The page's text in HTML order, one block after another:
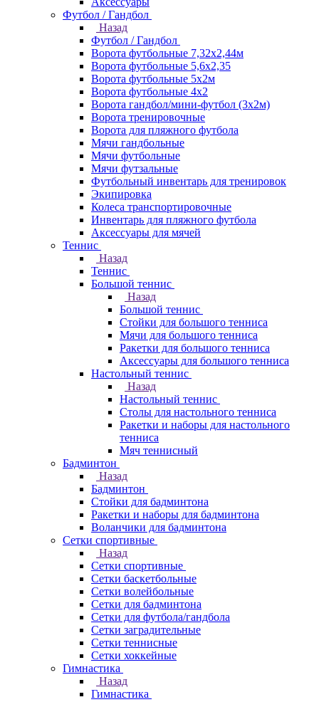
Футбол / Гандбол
Назад
Футбол / Гандбол
Ворота футбольные 7,32х2,44м
Ворота футбольные 5,6х2,35
Ворота футбольные 5х2м
Ворота футбольные 4х2
Ворота гандбол/мини-футбол (3х2м)
Ворота тренировочные
Ворота для пляжного футбола
Мячи гандбольные
Мячи футбольные
Мячи футзальные
Футбольный инвентарь для тренировок
Экипировка
Колеса транспортировочные
Инвентарь для пляжного футбола
Аксессуары для мячей
Теннис
Назад
Теннис
Большой теннис
Назад
Большой теннис
Стойки для большого тенниса
Мячи для большого тенниса
Ракетки для большого тенниса
Аксессуары для большого тенниса
Настольный теннис
Назад
Настольный теннис
Столы для настольного тенниса
Ракетки и наборы для настольного
тенниса
Мяч теннисный
Бадминтон
Назад
Бадминтон
Стойки для бадминтона
Ракетки и наборы для бадминтона
Воланчики для бадминтона
Сетки спортивные
Назад
Сетки спортивные
Сетки баскетбольные
Сетки волейбольные
Сетки для бадминтона
Сетки для футбола/гандбола
Сетки заградительные
Сетки теннисные
Сетки хоккейные
Гимнастика
Назад
Гимнастика